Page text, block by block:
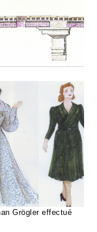
effectué